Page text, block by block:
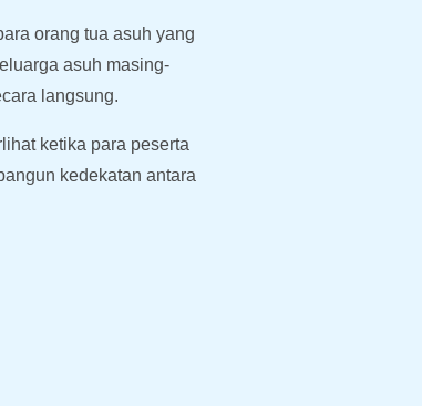
orang tua asuh yang
asuh masing-
langsung.
ketika para peserta
kedekatan antara